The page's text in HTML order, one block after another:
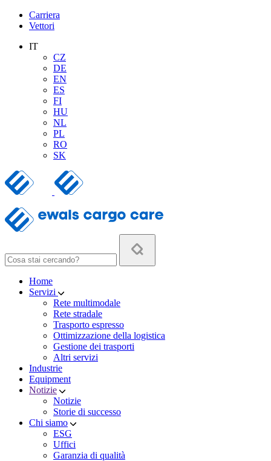
Carriera
Vettori
IT
CZ
DE
EN
ES
FI
HU
NL
PL
RO
SK
Home
Servizi
Rete multimodale
Rete stradale
Trasporto espresso
Ottimizzazione della logistica
Gestione dei trasporti
Altri servizi
Industrie
Equipment
Notizie
Notizie
Storie di successo
Chi siamo
ESG
Uffici
Garanzia di qualità